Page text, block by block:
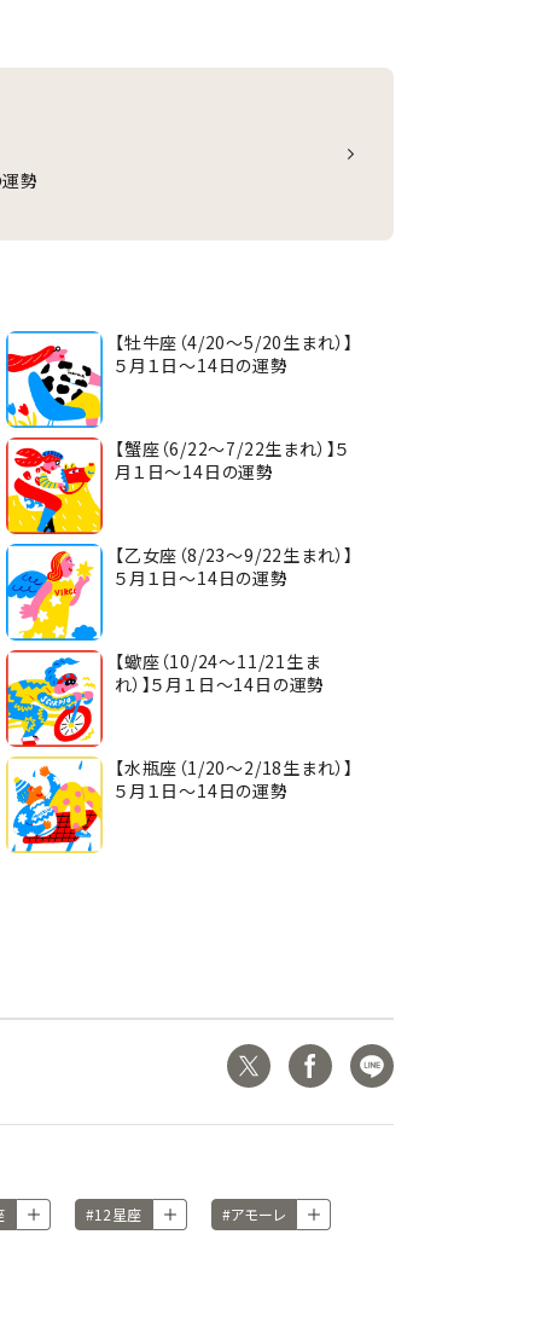
勢
【牡牛座（4/20～5/20生まれ）】
５月１日～14日の運勢
【蟹座（6/22～7/22生まれ）】５
月１日～14日の運勢
【乙女座（8/23～9/22生まれ）】
５月１日～14日の運勢
【蠍座（10/24～11/21生ま
れ）】５月１日～14日の運勢
【水瓶座（1/20～2/18生まれ）】
５月１日～14日の運勢
#12星座 #アモーレ